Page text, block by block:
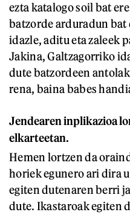
ezta katalogo soil bat
batzorde arduradun bat
idazle, aditu eta zaleek
Jakina, Galtzagorriko
dute batzordeen
rena, baina babes
Jendearen inplikazioa
elkarteetan.
Hemen lortzen da
horiek egunero ari dira
egiten dutenaren berri
dute. Ikastaroak egiten